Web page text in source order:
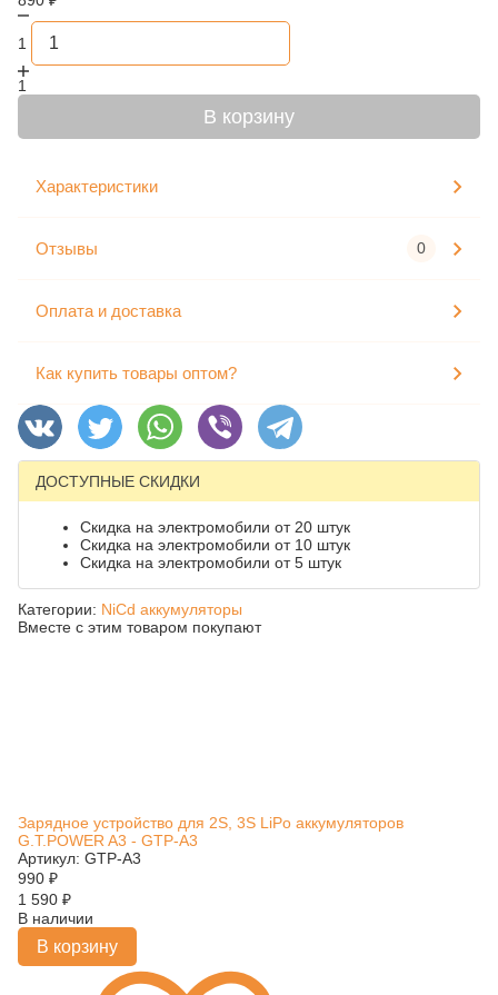
1
1
В корзину
Характеристики
Отзывы 0
Оплата и доставка
Как купить товары оптом?
ДОСТУПНЫЕ СКИДКИ
Скидка на электромобили от 20 штук
Скидка на электромобили от 10 штук
Скидка на электромобили от 5 штук
Категории: NiCd аккумуляторы
Вместе с этим товаром покупают
Зарядное устройство для 2S, 3S LiPo аккумуляторов
G.T.POWER A3 - GTP-A3
Артикул: GTP-A3
990 ₽
1 590 ₽
В наличии
В корзину